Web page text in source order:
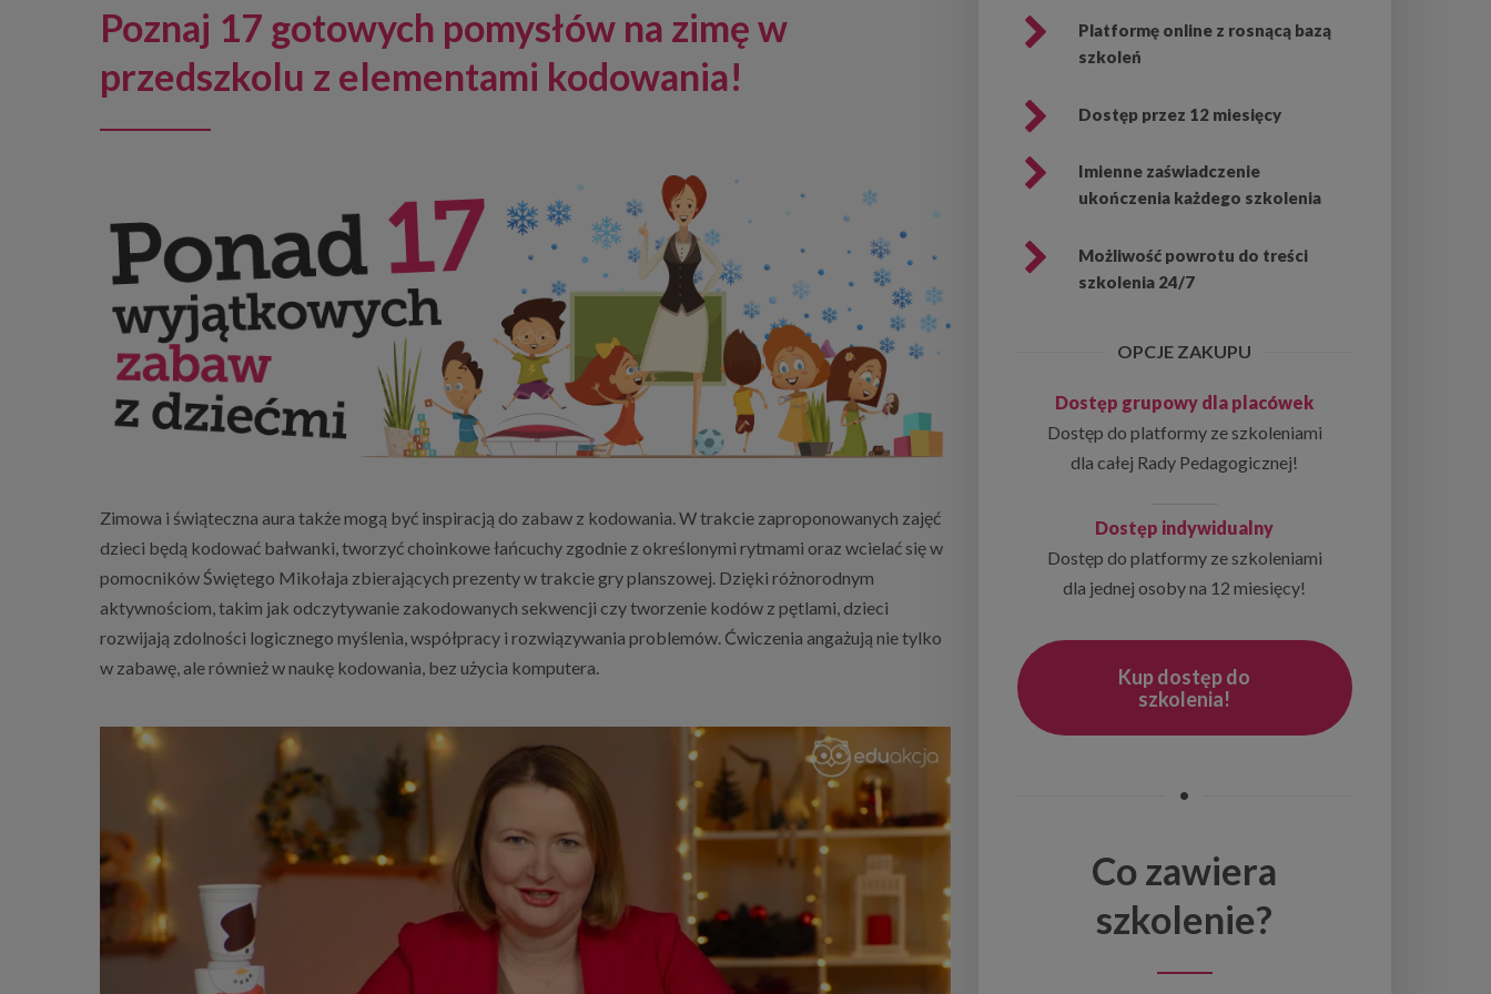
Poznaj 17 gotowych pomysłów na zimę w
przedszkolu z elementami kodowania!
Zimowa i świąteczna aura także mogą być inspiracją do zabaw z kodowania. W trakcie zaproponowanych zajęć
dzieci będą kodować bałwanki, tworzyć choinkowe łańcuchy zgodnie z określonymi rytmami oraz wcielać się w
pomocników Świętego Mikołaja zbierających prezenty w trakcie gry planszowej. Dzięki różnorodnym
aktywnościom, takim jak odczytywanie zakodowanych sekwencji czy tworzenie kodów z pętlami, dzieci
rozwijają zdolności logicznego myślenia, współpracy i rozwiązywania problemów. Ćwiczenia angażują nie tylko
w zabawę, ale również w naukę kodowania, bez użycia komputera.
Platformę online z rosnącą bazą
szkoleń
Dostęp przez 12 miesięcy
Imienne zaświadczenie
ukończenia każdego szkolenia
Możliwość powrotu do treści
szkolenia 24/7
OPCJE ZAKUPU
Dostęp grupowy dla placówek
Dostęp do platformy ze szkoleniami
dla całej Rady Pedagogicznej!
Dostęp indywidualny
Dostęp do platformy ze szkoleniami
dla jednej osoby na 12 miesięcy!
Kup dostęp do
szkolenia!
•
Co zawiera
szkolenie?